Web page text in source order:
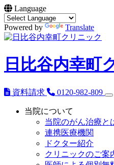
Language
Powered by Translate
日比谷内幸町
資料請求 0120-982-809
当院について
当院のがん治療と
連携医療機関
ドクター紹介
クリニックのご案